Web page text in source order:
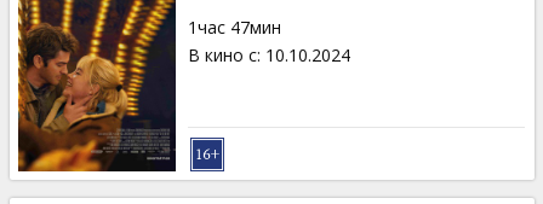
1час 47мин
В кино с: 10.10.2024